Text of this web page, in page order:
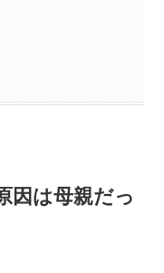
因は母親だっ